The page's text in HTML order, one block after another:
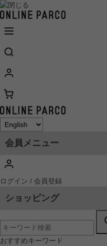
会員メニュー
ログイン / 会員登録
ショッピング
おすすめキーワード